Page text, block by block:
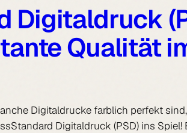
Digitaldruck
Qualität
Digitaldrucke farblich perfekt
Digitaldruck (PSD) ins Spiel!